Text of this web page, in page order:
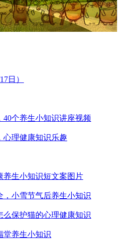
日）
个养生小知识讲座视频
心理健康知识乐趣
养生小知识短文案图片
小雪节气后养生小知识
么保护猫的心理健康知识
堂养生小知识